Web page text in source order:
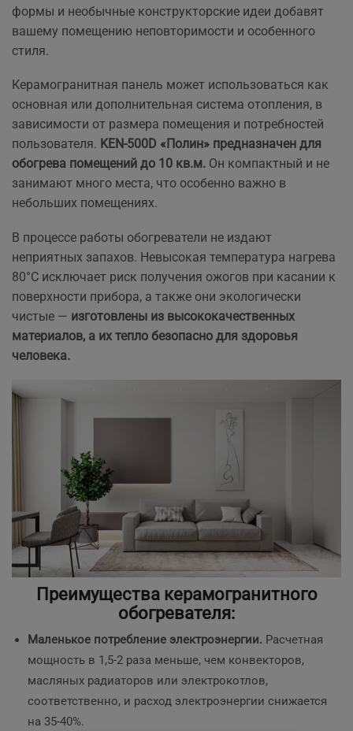
формы и необычные конструкторские идеи добавят
вашему помещению неповторимости и особенного
стиля.
Керамогранитная панель может использоваться как
основная или дополнительная система отопления, в
зависимости от размера помещения и потребностей
пользователя. KEN-500D «Полин» предназначен для
обогрева помещений до 10 кв.м. Он компактный и не
занимают много места, что особенно важно в
небольших помещениях.
В процессе работы обогреватели не издают
неприятных запахов. Невысокая температура нагрева
80°С исключает риск получения ожогов при касании к
поверхности прибора, а также они экологически
чистые — изготовлены из высококачественных
материалов, а их тепло безопасно для здоровья
человека.
Преимущества керамогранитного
обогревателя:
Маленькое потребление электроэнергии. Расчетная
мощность в 1,5-2 раза меньше, чем конвекторов,
масляных радиаторов или электрокотлов,
соответственно, и расход электроэнергии снижается
на 35-40%.